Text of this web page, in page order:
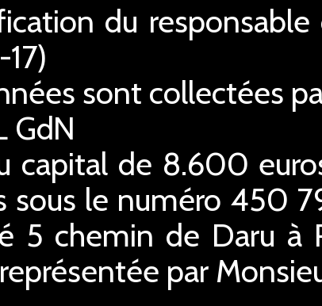
du
sont collectées
GdN
capital de 8.600
sous le numéro 450
5 chemin de Daru à
par